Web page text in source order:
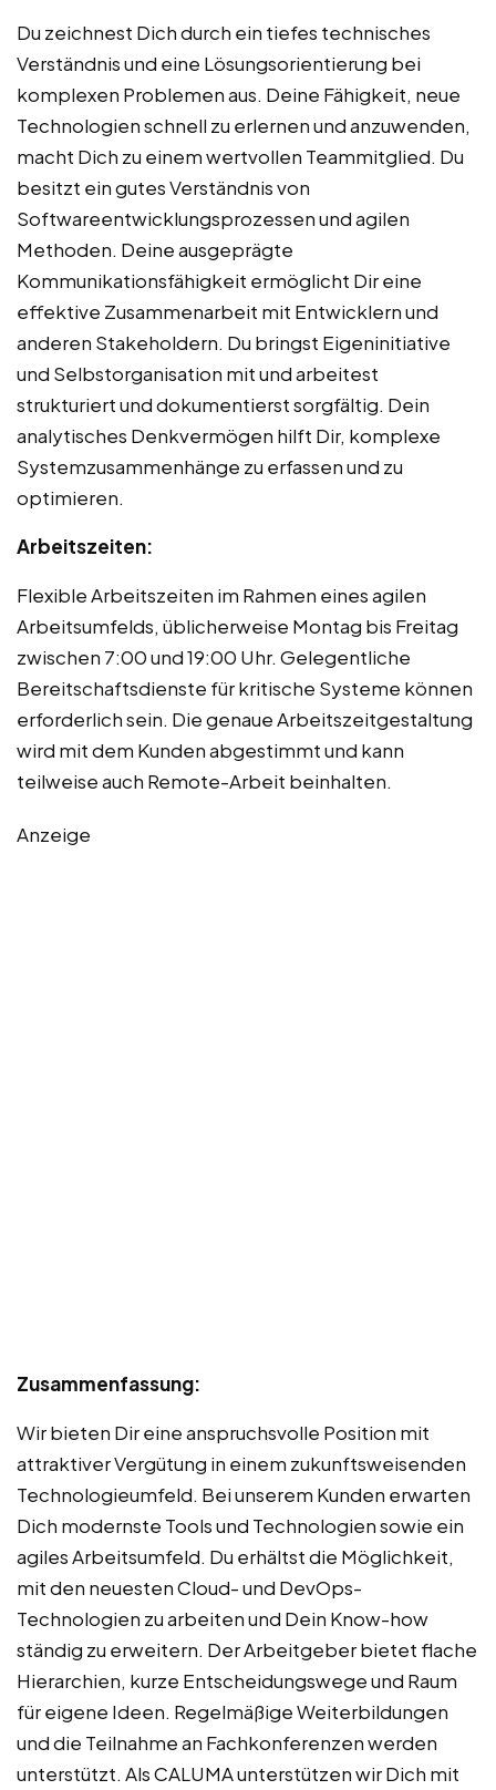
Du zeichnest Dich durch ein tiefes technisches
Verständnis und eine Lösungsorientierung bei
komplexen Problemen aus. Deine Fähigkeit, neue
Technologien schnell zu erlernen und anzuwenden,
macht Dich zu einem wertvollen Teammitglied. Du
besitzt ein gutes Verständnis von
Softwareentwicklungsprozessen und agilen
Methoden. Deine ausgeprägte
Kommunikationsfähigkeit ermöglicht Dir eine
effektive Zusammenarbeit mit Entwicklern und
anderen Stakeholdern. Du bringst Eigeninitiative
und Selbstorganisation mit und arbeitest
strukturiert und dokumentierst sorgfältig. Dein
analytisches Denkvermögen hilft Dir, komplexe
Systemzusammenhänge zu erfassen und zu
optimieren.
Arbeitszeiten:
Flexible Arbeitszeiten im Rahmen eines agilen
Arbeitsumfelds, üblicherweise Montag bis Freitag
zwischen 7:00 und 19:00 Uhr. Gelegentliche
Bereitschaftsdienste für kritische Systeme können
erforderlich sein. Die genaue Arbeitszeitgestaltung
wird mit dem Kunden abgestimmt und kann
teilweise auch Remote-Arbeit beinhalten.
Anzeige
Zusammenfassung:
Wir bieten Dir eine anspruchsvolle Position mit
attraktiver Vergütung in einem zukunftsweisenden
Technologieumfeld. Bei unserem Kunden erwarten
Dich modernste Tools und Technologien sowie ein
agiles Arbeitsumfeld. Du erhältst die Möglichkeit,
mit den neuesten Cloud- und DevOps-
Technologien zu arbeiten und Dein Know-how
ständig zu erweitern. Der Arbeitgeber bietet flache
Hierarchien, kurze Entscheidungswege und Raum
für eigene Ideen. Regelmäßige Weiterbildungen
und die Teilnahme an Fachkonferenzen werden
unterstützt. Als CALUMA unterstützen wir Dich mit